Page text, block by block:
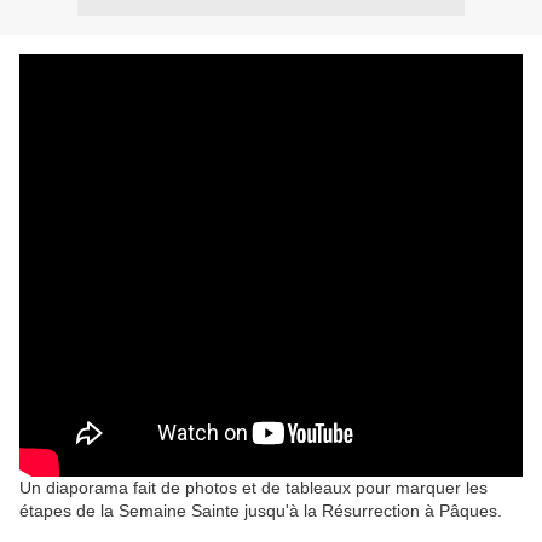
Un diaporama fait de photos et de tableaux pour marquer les
étapes de la Semaine Sainte jusqu'à la Résurrection à Pâques.